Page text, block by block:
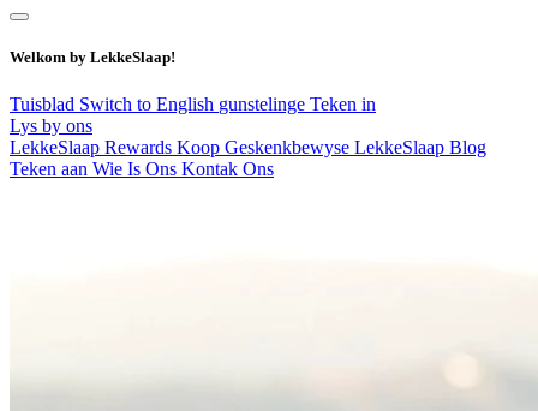
Welkom by LekkeSlaap!
Tuisblad Switch to English gunstelinge Teken in
Lys by ons
LekkeSlaap Rewards Koop Geskenkbewyse LekkeSlaap Blog
Teken aan Wie Is Ons Kontak Ons